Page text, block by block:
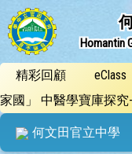
Homantin
精彩回顧 eClass
家國」 中醫學寶庫探
何文田官立中學